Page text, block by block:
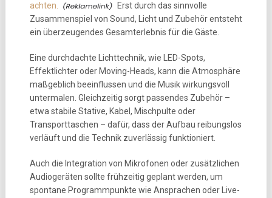
achten.
Erst durch das sinnvolle
Zusammenspiel von Sound, Licht und Zubehör entsteht
ein überzeugendes Gesamterlebnis für die Gäste.
Eine durchdachte Lichttechnik, wie LED-Spots,
Effektlichter oder Moving-Heads, kann die Atmosphäre
maßgeblich beeinflussen und die Musik wirkungsvoll
untermalen. Gleichzeitig sorgt passendes Zubehör –
etwa stabile Stative, Kabel, Mischpulte oder
Transporttaschen – dafür, dass der Aufbau reibungslos
verläuft und die Technik zuverlässig funktioniert.
Auch die Integration von Mikrofonen oder zusätzlichen
Audiogeräten sollte frühzeitig geplant werden, um
spontane Programmpunkte wie Ansprachen oder Live-